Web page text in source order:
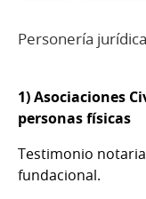
Personería jurídica
1) Asociaciones
personas físicas
Testimonio
fundacional.